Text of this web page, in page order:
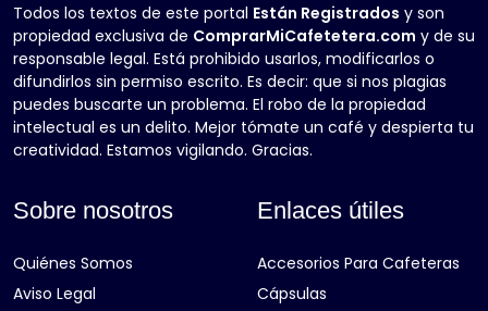
Todos los textos de este portal Están Registrados y son
propiedad exclusiva de ComprarMiCafetetera.com y de su
responsable legal. Está prohibido usarlos, modificarlos o
difundirlos sin permiso escrito. Es decir: que si nos plagias
puedes buscarte un problema. El robo de la propiedad
intelectual es un delito. Mejor tómate un café y despierta tu
creatividad. Estamos vigilando. Gracias.
Sobre nosotros
Quiénes Somos
Aviso Legal
Enlaces útiles
Accesorios Para Cafeteras
Cápsulas